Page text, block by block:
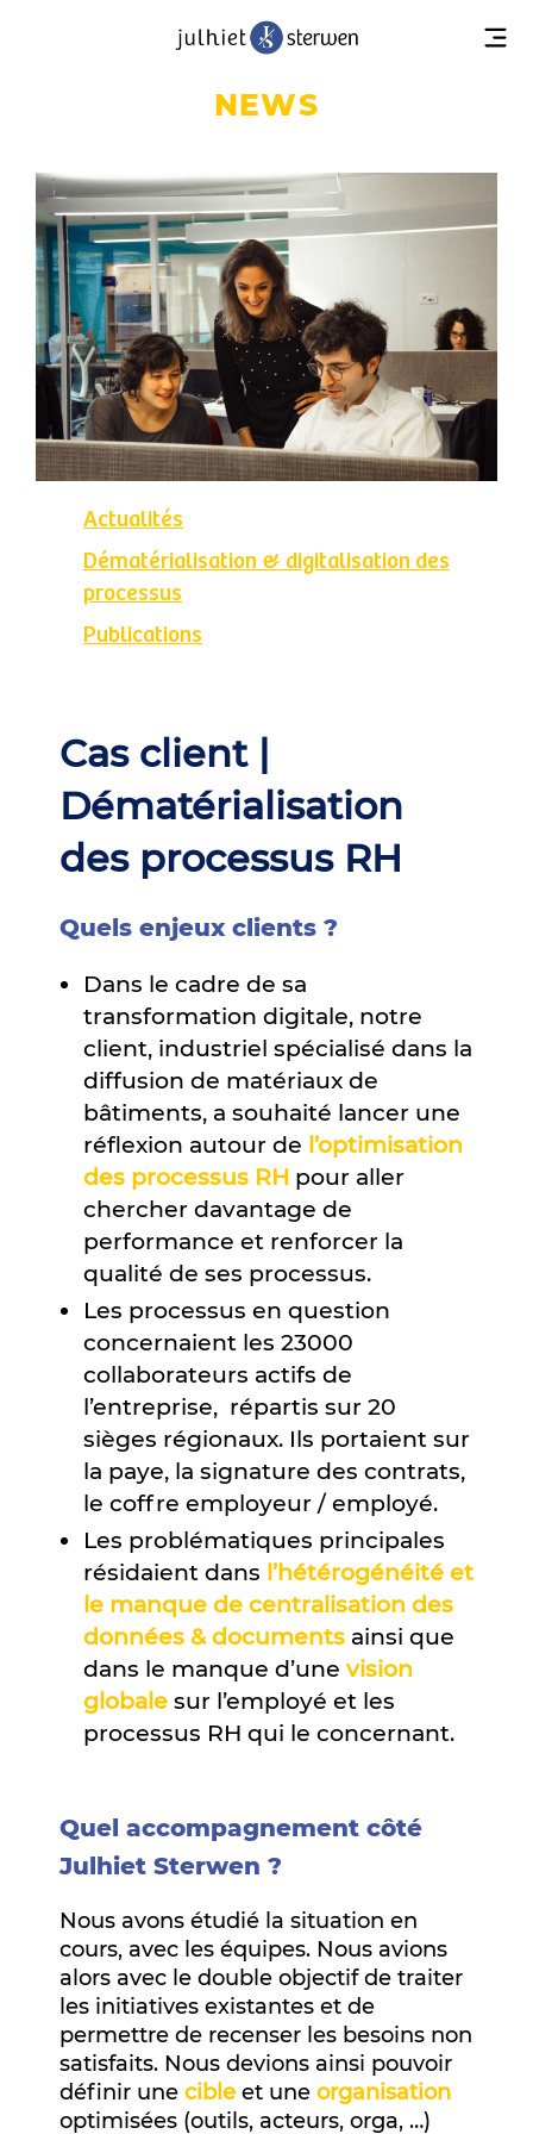
NEWS
Actualités
Dématérialisation & digitalisation des
processus
Publications
Cas client |
Dématérialisation
des processus RH
Quels enjeux clients ?
Dans le cadre de sa
transformation digitale, notre
client, industriel spécialisé dans la
diffusion de matériaux de
bâtiments, a souhaité lancer une
réflexion autour de l’optimisation
des processus RH pour aller
chercher davantage de
performance et renforcer la
qualité de ses processus.
Les processus en question
concernaient les 23000
collaborateurs actifs de
l’entreprise, répartis sur 20
sièges régionaux. Ils portaient sur
la paye, la signature des contrats,
le coffre employeur / employé.
Les problématiques principales
résidaient dans l’hétérogénéité et
le manque de centralisation des
données & documents ainsi que
dans le manque d’une vision
globale sur l’employé et les
processus RH qui le concernant.
Quel accompagnement côté
Julhiet Sterwen ?
Nous avons étudié la situation en
cours, avec les équipes. Nous avions
alors avec le double objectif de traiter
les initiatives existantes et de
permettre de recenser les besoins non
satisfaits. Nous devions ainsi pouvoir
définir une cible et une organisation
optimisées (outils, acteurs, orga, …)